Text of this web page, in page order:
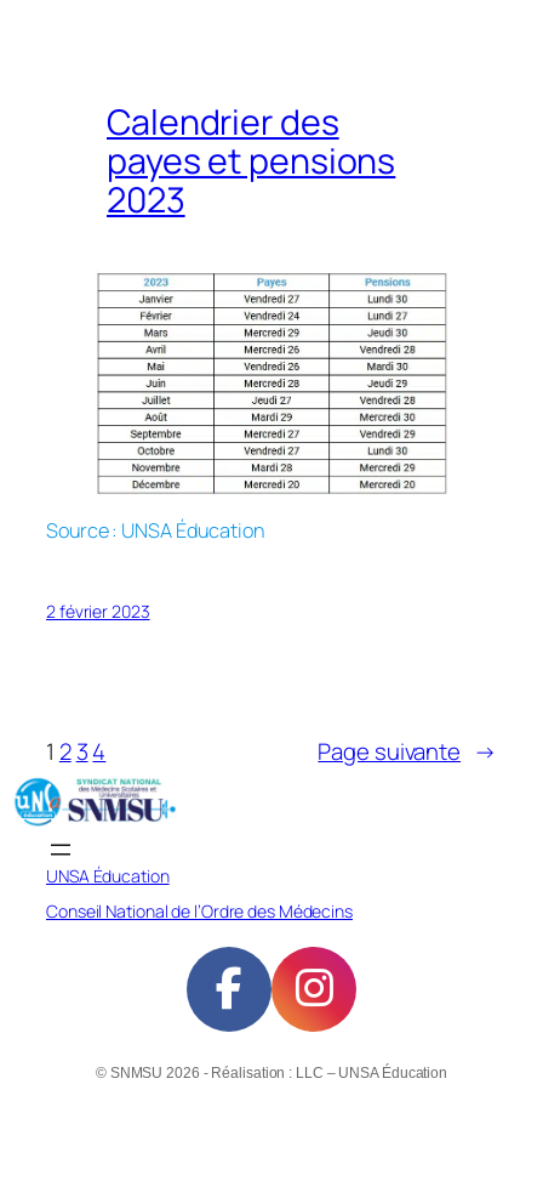
Calendrier des
payes et pensions
2023
Source : UNSA Éducation
2 février 2023
1 2 34 Page suivante →
UNSA Éducation
Conseil National de l’Ordre des Médecins
© SNMSU 2026 - Réalisation : LLC – UNSA Éducation